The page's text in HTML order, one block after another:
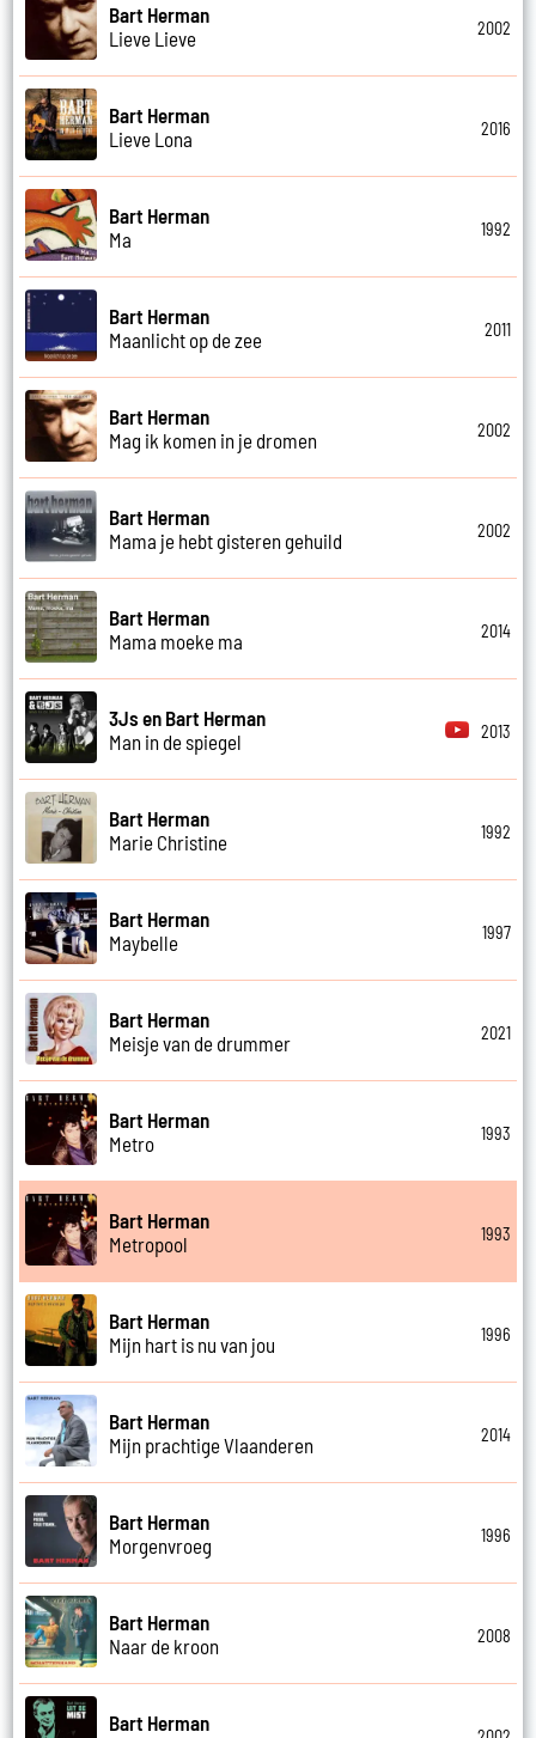
Bart Herman
Lieve Lieve
2002
Bart Herman
Lieve Lona
2016
Bart Herman
Ma
1992
Bart Herman
Maanlicht op de zee
2011
Bart Herman
Mag ik komen in je dromen
2002
Bart Herman
Mama je hebt gisteren gehuild
2002
Bart Herman
Mama moeke ma
2014
3Js en Bart Herman
Man in de spiegel
2013
Bart Herman
Marie Christine
1992
Bart Herman
Maybelle
1997
Bart Herman
Meisje van de drummer
2021
Bart Herman
Metro
1993
Bart Herman
Metropool
1993
Bart Herman
Mijn hart is nu van jou
1996
Bart Herman
Mijn prachtige Vlaanderen
2014
Bart Herman
Morgenvroeg
1996
Bart Herman
Naar de kroon
2008
Bart Herman